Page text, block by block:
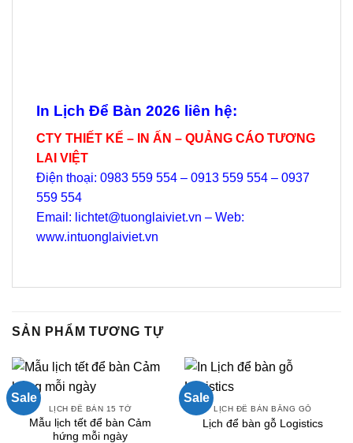
In Lịch Để Bàn 2026 liên hệ:
CTY THIẾT KẾ – IN ẤN – QUẢNG CÁO TƯƠNG
LAI VIỆT
Điện thoại: 0983 559 554 – 0913 559 554 – 0937
559 554
Email: lichtet@tuonglaiviet.vn – Web:
www.intuonglaiviet.vn
SẢN PHẨM TƯƠNG TỰ
Sale
LỊCH ĐỂ BÀN 15 TỜ
Mẫu lịch tết để bàn Cảm
hứng mỗi ngày
Sale
LỊCH ĐỂ BÀN BẰNG GỖ
Lịch để bàn gỗ Logistics